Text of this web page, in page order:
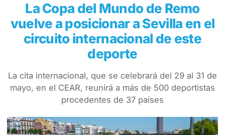
La Copa del Mundo de Remo
vuelve a posicionar a Sevilla en el
circuito internacional de este
deporte
La cita internacional, que se celebrará del 29 al 31 de
mayo, en el CEAR, reunirá a más de 500 deportistas
procedentes de 37 países